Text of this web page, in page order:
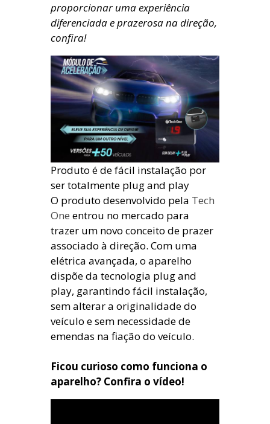
proporcionar uma experiência
diferenciada e prazerosa na direção,
confira!
Produto é de fácil instalação por
ser totalmente plug and play
O produto desenvolvido pela Tech
One entrou no mercado para
trazer um novo conceito de prazer
associado à direção. Com uma
elétrica avançada, o aparelho
dispõe da tecnologia plug and
play, garantindo fácil instalação,
sem alterar a originalidade do
veículo e sem necessidade de
emendas na fiação do veículo.
Ficou curioso como funciona o
aparelho? Confira o vídeo!